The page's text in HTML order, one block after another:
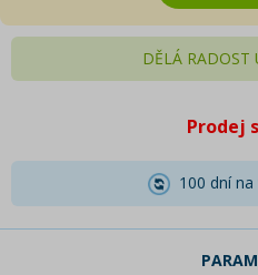
DĚLÁ RADOST
Prodej
100 dní na